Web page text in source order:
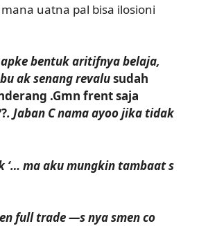
uatna pal bisa ilosioni
bentuk aritifnya belaja,
ak senang revalusudah
.Gmn frent saja
. Jaban C nama ayoo jika tidak
‘… ma aku mungkin tambaat s
full trade —s nya smen co